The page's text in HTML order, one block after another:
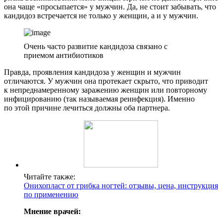
она чаще «просыпается» у мужчин. Да, не стоит забывать, что
кандидоз встречается не только у женщин, а и у мужчин.
Очень часто развитие кандидоза связано с
приемом антибиотиков
Правда, проявления кандидоза у женщин и мужчин
отличаются. У мужчин она протекает скрыто, что приводит
к непреднамеренному заражению женщин или повторному
инфицированию (так называемая реинфекция). Именно
по этой причине лечиться должны оба партнера.
Читайте также:
Онихопласт от грибка ногтей: отзывы, цена, инструкция
по применению
Мнение врачей: